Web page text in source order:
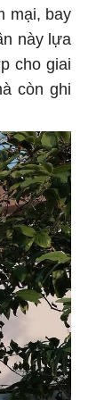
mại, bay
này lựa
cho giai
còn ghi